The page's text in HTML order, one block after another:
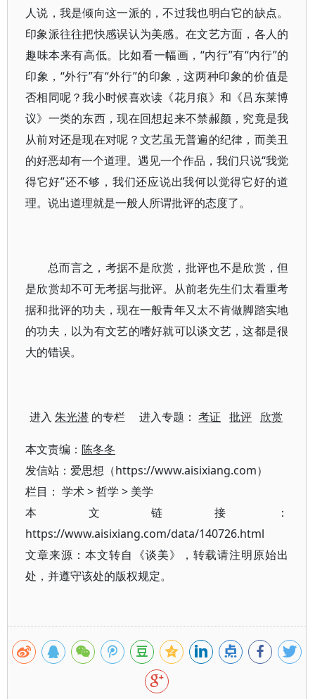
人说，我是倾向这一派的，不过我也明白它的缺点。
印象派往往把快感误认为美感。在文艺方面，各人的
趣味本来有高低。比如看一幅画，“内行”有“内行”的
印象，“外行”有“外行”的印象，这两种印象的价值是
否相同呢？我小时候喜欢读《花月痕》和《吕东莱博
议》一类的东西，现在回想起来不禁赧颜，究竟是我
从前对还是现在对呢？文艺虽无普遍的纪律，而美丑
的好恶却有一个道理。遇见一个作品，我们只说“我觉
得它好”还不够，我们还应说出我何以觉得它好的道
理。说出道理就是一般人所谓批评的态度了。
总而言之，考据不是欣赏，批评也不是欣赏，但
是欣赏却不可无考据与批评。从前老先生们太看重考
据和批评的功夫，现在一般青年又太不肯做脚踏实地
的功夫，以为有文艺的嗜好就可以谈文艺，这都是很
大的错误。
进入朱光潜 的专栏 进入专题：考证 批评 欣赏
本文责编： 陈冬冬
发信站：爱思想（https://www.aisixiang.com）
栏目： 学术>哲学 > 美学
本文链接：
https://www.aisixiang.com/data/140726.html
文章来源：本文转自《谈美》，转载请注明原始出
处，并遵守该处的版权规定。